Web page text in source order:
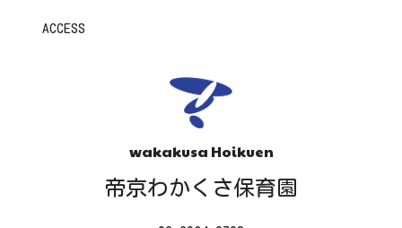
ACCESS
wakakusa Hoikuen
帝京わかくさ保育園